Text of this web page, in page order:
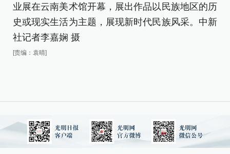
业展在云南美术馆开幕，展出作品以民族地区的历
史或现实生活为主题，展现新时代民族风采。中新
社记者李嘉娴 摄
[责编：袁晴]